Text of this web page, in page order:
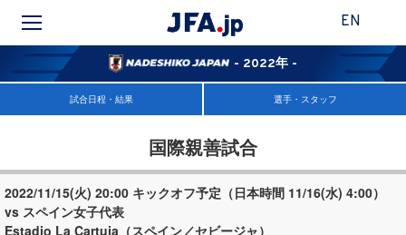
EN
- 2022年 -
試合日程・結果 選手・スタッフ
国際親善試合
2022/11/15(火) 20:00 キックオフ予定（日本時間 11/16(水) 4:00）
vs スペイン女子代表
Estadio La Cartuja（スペイン／セビージャ）